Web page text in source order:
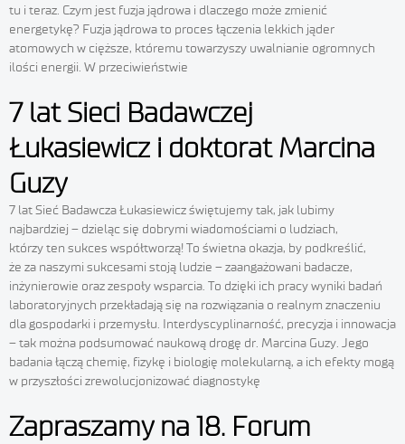
tu i teraz. Czym jest fuzja jądrowa i dlaczego może zmienić
energetykę? Fuzja jądrowa to proces łączenia lekkich jąder
atomowych w cięższe, któremu towarzyszy uwalnianie ogromnych
ilości energii. W przeciwieństwie
7 lat Sieci Badawczej
Łukasiewicz i doktorat Marcina
Guzy
7 lat Sieć Badawcza Łukasiewicz świętujemy tak, jak lubimy
najbardziej – dzieląc się dobrymi wiadomościami o ludziach,
którzy ten sukces współtworzą! To świetna okazja, by podkreślić,
że za naszymi sukcesami stoją ludzie – zaangażowani badacze,
inżynierowie oraz zespoły wsparcia. To dzięki ich pracy wyniki badań
laboratoryjnych przekładają się na rozwiązania o realnym znaczeniu
dla gospodarki i przemysłu. Interdyscyplinarność, precyzja i innowacja
– tak można podsumować naukową drogę dr. Marcina Guzy. Jego
badania łączą chemię, fizykę i biologię molekularną, a ich efekty mogą
w przyszłości zrewolucjonizować diagnostykę
Zapraszamy na 18. Forum